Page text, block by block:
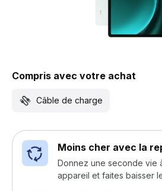
Compris avec votre achat
Câble de charge
Moins cher avec la
Donnez une seconde vie
appareil et faites baisser